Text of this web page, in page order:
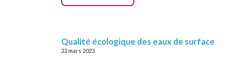
Qualité écologique des eaux de surface
22 mars 2023